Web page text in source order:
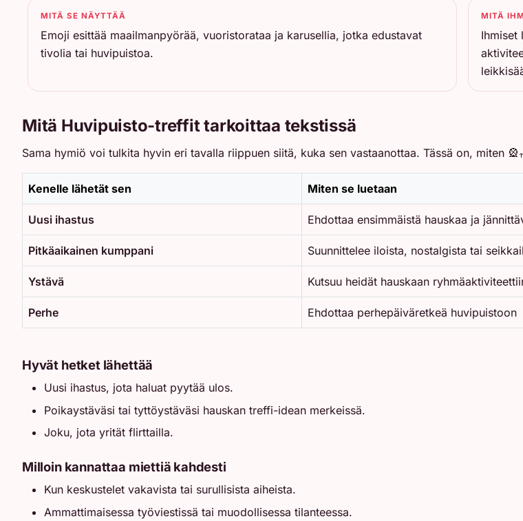
MITÄ SE NÄYTTÄÄ
Emoji esittää maailmanpyörää, vuoristorataa ja karusellia, jotka edustavat
tivolia tai huvipuistoa.
MITÄ
Ihmiset
Mitä Huvipuisto-treffit tarkoittaa tekstissä
Sama hymiö voi tulkita hyvin eri tavalla riippuen siitä, kuka sen vastaanottaa. Tässä on, miten
Kenelle lähetät sen Miten se luetaan
Uusi ihastus Ehdottaa ensimmäistä hauskaa ja
Pitkäaikainen kumppani Suunnittelee iloista, nostalgista tai
Ystävä Kutsuu heidät hauskaan
Perhe Ehdottaa perhepäiväretkeä huvipuistoon
Hyvät hetket lähettää
Uusi ihastus, jota haluat pyytää ulos.
Poikaystäväsi tai tyttöystäväsi hauskan treffi-idean merkeissä.
Joku, jota yrität flirttailla.
Milloin kannattaa miettiä kahdesti
Kun keskustelet vakavista tai surullisista aiheista.
Ammattimaisessa työviestissä tai muodollisessa tilanteessa.